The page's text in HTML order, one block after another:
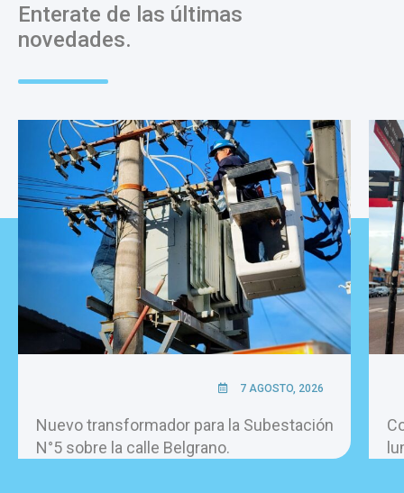
Enterate de las últimas
novedades.
7 AGOSTO, 2026
Nuevo transformador para la Subestación
N°5 sobre la calle Belgrano.